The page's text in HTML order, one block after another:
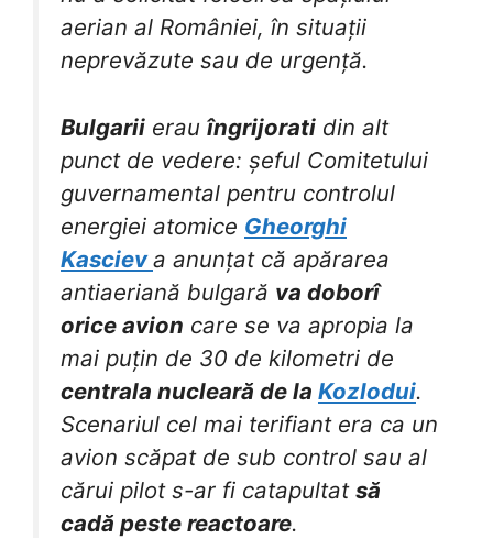
aerian al României, în situații
neprevăzute sau de urgență.
Bulgarii erau îngrijorati din alt
punct de vedere: șeful Comitetului
guvernamental pentru controlul
energiei atomice Gheorghi
Kascieva anunțat că apărarea
antiaeriană bulgară va doborî
orice avion care se va apropia la
mai puțin de 30 de kilometri de
centrala nucleară de la Kozlodui.
Scenariul cel mai terifiant era ca un
avion scăpat de sub control sau al
cărui pilot s-ar fi catapultat să
cadă peste reactoare.